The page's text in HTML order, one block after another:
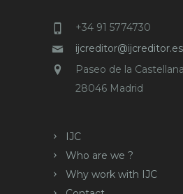
+34 91 5774730
ijcreditor@ijcreditor.es
Paseo de la
28046 Madrid
IJC
Who are we ?
Why work with IJC